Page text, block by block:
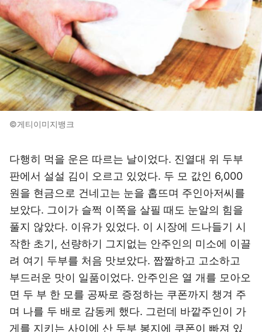
©게티이미지뱅크
다행히 먹을 운은 따르는 날이었다. 진열대 위 두부
판에서 설설 김이 오르고 있었다. 두 모 값인 6,000
원을 현금으로 건네고는 눈을 홉뜨며 주인아저씨를
보았다. 그이가 슬쩍 이쪽을 살필 때도 눈알의 힘을
풀지 않았다. 이유가 있었다. 이 시장에 드나들기 시
작한 초기, 선량하기 그지없는 안주인의 미소에 이끌
려 여기 두부를 처음 맛보았다. 짭짤하고 고소하고
부드러운 맛이 일품이었다. 안주인은 열 개를 모아오
면 두 부 한 모를 공짜로 증정하는 쿠폰까지 챙겨 주
며 나를 두 배로 감동케 했다. 그런데 바깥주인이 가
게를 지키는 사이에 산 두부 봉지에 쿠폰이 빠져 있